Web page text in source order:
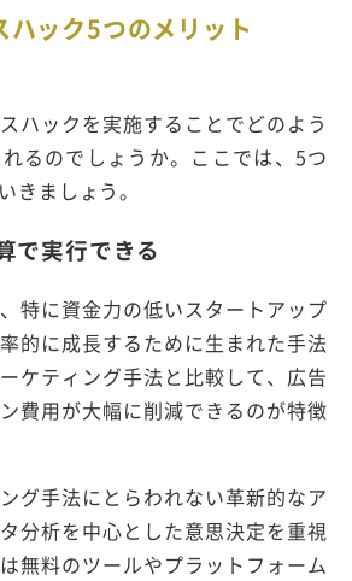
ハック5つのメリット
ハックを実施することでどのよう
るのでしょうか。ここでは、5つ
きましょう。
で実行できる
特に資金力の低いスタートアップ
的に成長するために生まれた手法
ケティング手法と比較して、広告
費用が大幅に削減できるのが特徴
グ手法にとらわれない革新的なア
分析を中心とした意思決定を重視
無料のツールやプラットフォーム